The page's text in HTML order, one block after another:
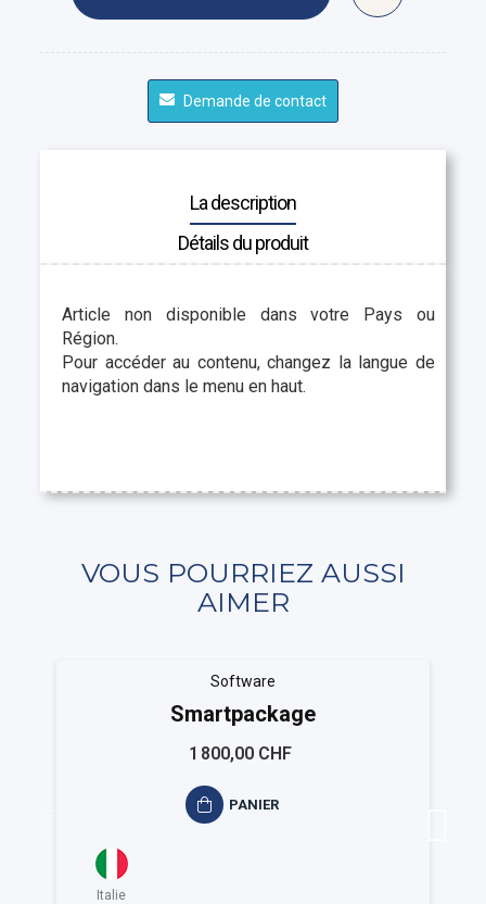
Demande de contact
La description
Détails du produit
Article non disponible dans votre Pays ou
Région.
Pour accéder au contenu, changez la langue de
navigation dans le menu en haut.
VOUS POURRIEZ AUSSI
AIMER
Software
Smartpackage
1 800,00 CHF
PANIER
Italie